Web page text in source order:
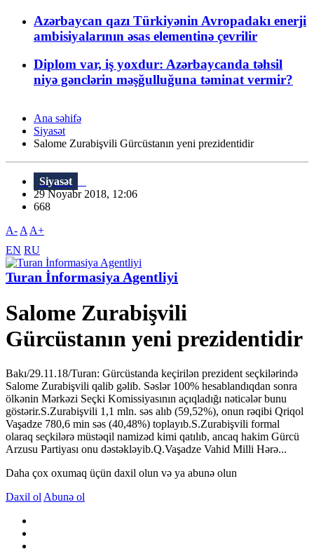
Azərbaycan qazı Türkiyənin Avropadakı enerji
ambisiyalarının əsas elementinə çevrilir
Diplom var, iş yoxdur: Azərbaycanda təhsil
niyə gənclərin məşğulluğuna təminat vermir?
Ana səhifə
Siyasət
Salome Zurabişvili Gürcüstanın yeni prezidentidir
Siyasət
29 Noyabr 2018, 12:06
668
A- A A+
EN RU
Turan İnformasiya Agentliyi
Salome Zurabişvili
Gürcüstanın yeni prezidentidir
Bakı/29.11.18/Turan: Gürcüstanda keçirilən prezident seçkilərində
Salome Zurabişvili qalib gəlib. Səslər 100% hesablandıqdan sonra
ölkənin Mərkəzi Seçki Komissiyasının açıqladığı nəticələr bunu
göstərir.S.Zurabişvili 1,1 mln. səs alıb (59,52%), onun rəqibi Qriqol
Vaşadze 780,6 min səs (40,48%) toplayıb.S.Zurabişvili formal
olaraq seçkilərə müstəqil namizəd kimi qatılıb, ancaq hakim Gürcü
Arzusu Partiyası onu dəstəkləyib.Q.Vaşadze Vahid Milli Hərə...
Daha çox oxumaq üçün daxil olun və ya abunə olun
Daxil ol Abunə ol